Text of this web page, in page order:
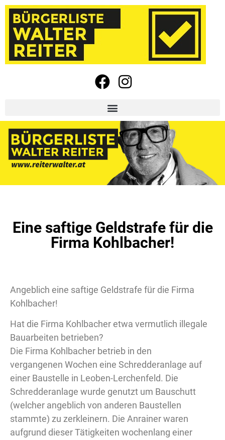
Eine saftige Geldstrafe für die
Firma Kohlbacher!
Angeblich eine saftige Geldstrafe für die Firma
Kohlbacher!
Hat die Firma Kohlbacher etwa vermutlich illegale
Bauarbeiten betrieben?
Die Firma Kohlbacher betrieb in den
vergangenen Wochen eine Schredderanlage auf
einer Baustelle in Leoben-Lerchenfeld. Die
Schredderanlage wurde genutzt um Bauschutt
(welcher angeblich von anderen Baustellen
stammte) zu zerkleinern. Die Anrainer waren
aufgrund dieser Tätigkeiten wochenlang einer